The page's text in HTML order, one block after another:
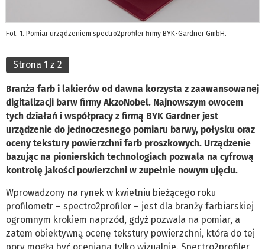
Fot. 1. Pomiar urządzeniem spectro2profiler firmy BYK-Gardner GmbH.
Strona 1 z 2
Branża farb i lakierów od dawna korzysta z zaawansowanej
digitalizacji barw firmy AkzoNobel. Najnowszym owocem
tych działań i współpracy z firmą BYK Gardner jest
urządzenie do jednoczesnego pomiaru barwy, połysku oraz
oceny tekstury powierzchni farb proszkowych. Urządzenie
bazując na pionierskich technologiach pozwala na cyfrową
kontrolę jakości powierzchni w zupełnie nowym ujęciu.
Wprowadzony na rynek w kwietniu bieżącego roku
profilometr – spectro2profiler – jest dla branży farbiarskiej
ogromnym krokiem naprzód, gdyż pozwala na pomiar, a
zatem obiektywną ocenę tekstury powierzchni, która do tej